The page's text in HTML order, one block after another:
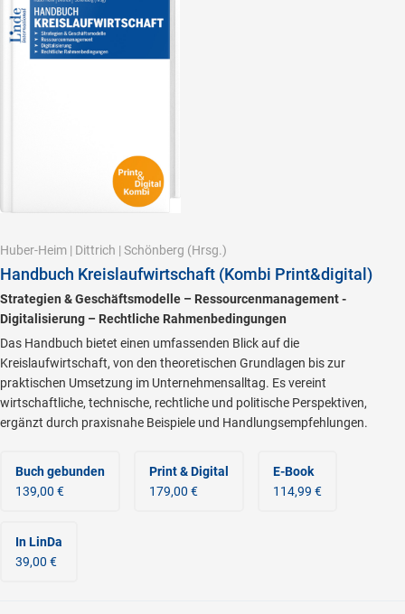
Huber-Heim | Dittrich | Schönberg (Hrsg.)
Handbuch Kreislaufwirtschaft (Kombi Print&digital)
Strategien & Geschäftsmodelle – Ressourcenmanagement -
Digitalisierung – Rechtliche Rahmenbedingungen
Das Handbuch bietet einen umfassenden Blick auf die
Kreislaufwirtschaft, von den theoretischen Grundlagen bis zur
praktischen Umsetzung im Unternehmensalltag. Es vereint
wirtschaftliche, technische, rechtliche und politische Perspektiven,
ergänzt durch praxisnahe Beispiele und Handlungsempfehlungen.
Buch gebunden
139,00 €
Print & Digital
179,00 €
E-Book
114,99 €
In LinDa
39,00 €